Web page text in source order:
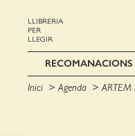
LLIBRERIA
PER
LLEGIR
RECOMANACIONS
Inici Agenda ARTEM